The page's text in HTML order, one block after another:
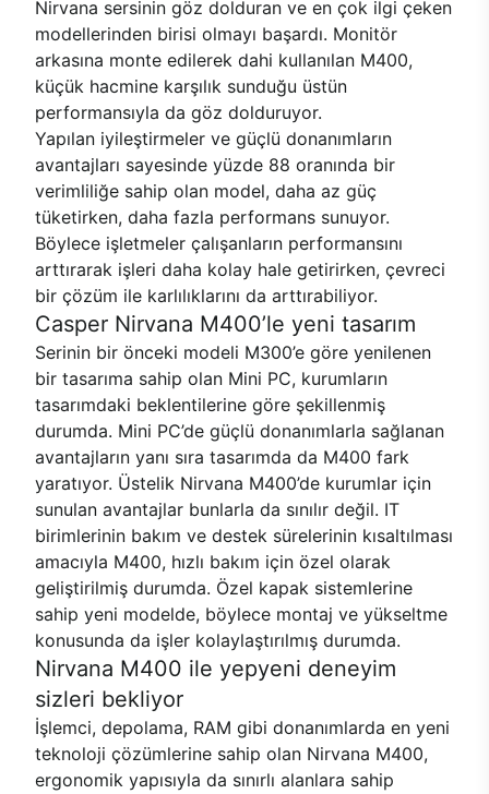
Nirvana sersinin göz dolduran ve en çok ilgi çeken
modellerinden birisi olmayı başardı. Monitör
arkasına monte edilerek dahi kullanılan M400,
küçük hacmine karşılık sunduğu üstün
performansıyla da göz dolduruyor.
Yapılan iyileştirmeler ve güçlü donanımların
avantajları sayesinde yüzde 88 oranında bir
verimliliğe sahip olan model, daha az güç
tüketirken, daha fazla performans sunuyor.
Böylece işletmeler çalışanların performansını
arttırarak işleri daha kolay hale getirirken, çevreci
bir çözüm ile karlılıklarını da arttırabiliyor.
Casper Nirvana M400’le yeni tasarım
Serinin bir önceki modeli M300’e göre yenilenen
bir tasarıma sahip olan Mini PC, kurumların
tasarımdaki beklentilerine göre şekillenmiş
durumda. Mini PC’de güçlü donanımlarla sağlanan
avantajların yanı sıra tasarımda da M400 fark
yaratıyor. Üstelik Nirvana M400’de kurumlar için
sunulan avantajlar bunlarla da sınılır değil. IT
birimlerinin bakım ve destek sürelerinin kısaltılması
amacıyla M400, hızlı bakım için özel olarak
geliştirilmiş durumda. Özel kapak sistemlerine
sahip yeni modelde, böylece montaj ve yükseltme
konusunda da işler kolaylaştırılmış durumda.
Nirvana M400 ile yepyeni deneyim
sizleri bekliyor
İşlemci, depolama, RAM gibi donanımlarda en yeni
teknoloji çözümlerine sahip olan Nirvana M400,
ergonomik yapısıyla da sınırlı alanlara sahip